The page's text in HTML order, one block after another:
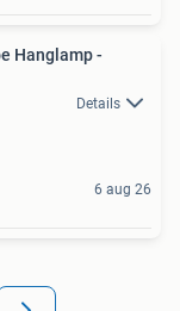
Hanglamp -
Details
6 aug 26